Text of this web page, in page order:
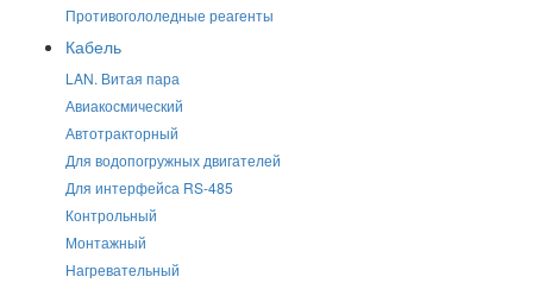
Противогололедные реагенты
Кабель
LAN. Витая пара
Авиакосмический
Автотракторный
Для водопогружных двигателей
Для интерфейса RS-485
Контрольный
Монтажный
Нагревательный